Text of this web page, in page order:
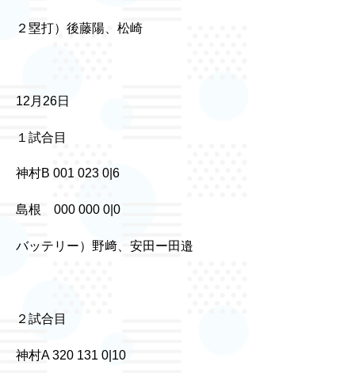
２塁打）後藤陽、松崎
12月26日
１試合目
神村B 001 023 0|6
島根 000 000 0|0
バッテリー）野﨑、安田ー田邉
２試合目
神村A 320 131 0|10